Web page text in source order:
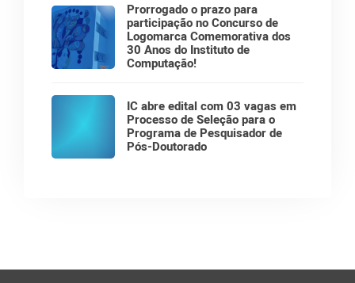
Prorrogado o prazo para
participação no Concurso de
Logomarca Comemorativa dos
30 Anos do Instituto de
Computação!
IC abre edital com 03 vagas em
Processo de Seleção para o
Programa de Pesquisador de
Pós-Doutorado